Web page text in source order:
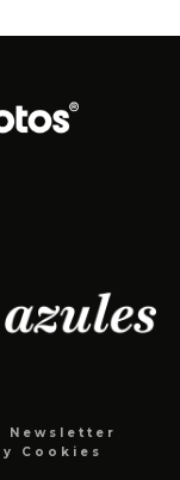
Newsletter
Cookies